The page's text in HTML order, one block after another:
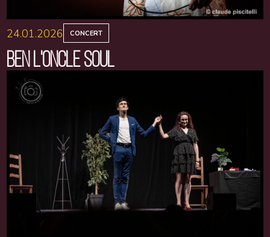
24.01.2026 CONCERT
BEN L'ONCLE SOUL